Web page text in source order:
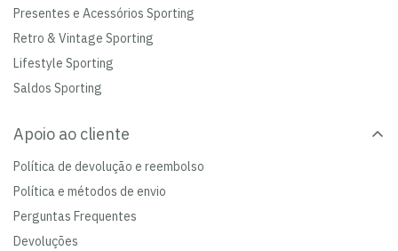
Presentes e Acessórios Sporting
Retro & Vintage Sporting
Lifestyle Sporting
Saldos Sporting
Apoio ao cliente
Política de devolução e reembolso
Política e métodos de envio
Perguntas Frequentes
Devoluções